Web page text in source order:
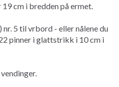
cm i bredden på ermet.
nr. 5 til vrbord - eller nålene du
pinner i glattstrikk i 10 cm i